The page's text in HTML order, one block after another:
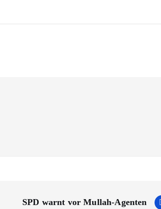
SPD warnt vor Mullah-Agenten